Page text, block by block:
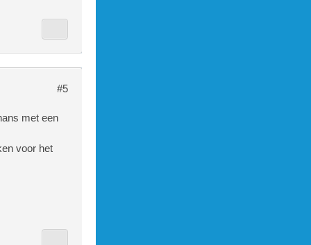
#5
met een
voor het